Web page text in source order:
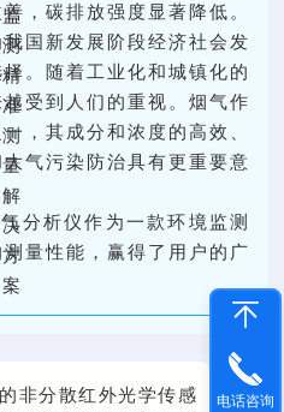
，碳排放强度显著降低。
国新发展阶段经济社会发
。随着工业化和城镇化的
受到人们的重视。烟气作
，其成分和浓度的高效、
气污染防治具有更重要意
分析仪作为一款环境监测
量性能，赢得了用户的广
非分散红外光学传感
电话咨询